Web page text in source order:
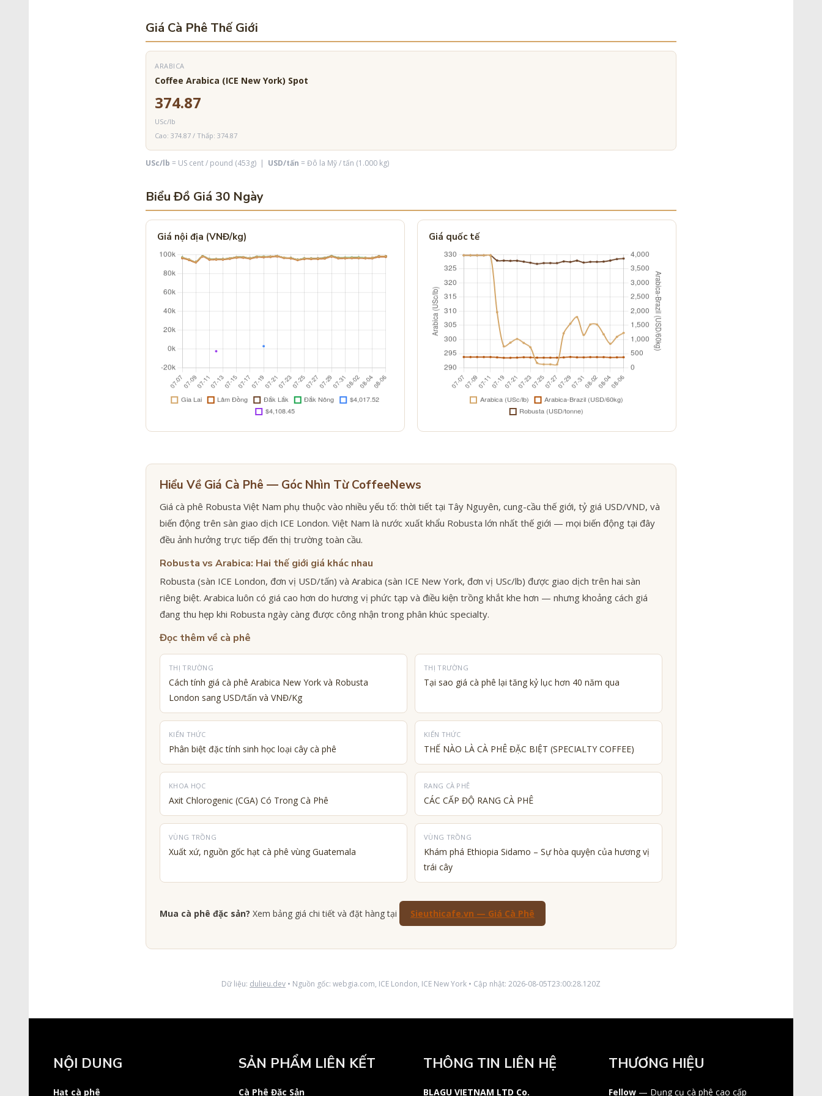
Giá Cà Phê Thế Giới
ARABICA
Coffee Arabica (ICE New York) Spot
374.87
USc/lb
Cao: 374.87 / Thấp: 374.87
USc/lb = US cent / pound (453g) | USD/tấn = Đô la Mỹ / tấn (1.000 kg)
Biểu Đồ Giá 30 Ngày
Giá nội địa (VNĐ/kg) Giá quốc tế
Hiểu Về Giá Cà Phê — Góc Nhìn Từ CoffeeNews
Giá cà phê Robusta Việt Nam phụ thuộc vào nhiều yếu tố: thời tiết tại Tây Nguyên, cung-cầu thế giới, tỷ giá USD/VND, và
biến động trên sàn giao dịch ICE London. Việt Nam là nước xuất khẩu Robusta lớn nhất thế giới — mọi biến động tại đây
đều ảnh hưởng trực tiếp đến thị trường toàn cầu.
Robusta vs Arabica: Hai thế giới giá khác nhau
Robusta (sàn ICE London, đơn vị USD/tấn) và Arabica (sàn ICE New York, đơn vị USc/lb) được giao dịch trên hai sàn
riêng biệt. Arabica luôn có giá cao hơn do hương vị phức tạp và điều kiện trồng khắt khe hơn — nhưng khoảng cách giá
đang thu hẹp khi Robusta ngày càng được công nhận trong phân khúc specialty.
Đọc thêm về cà phê
THỊ TRƯỜNG
Cách tính giá cà phê Arabica New York và Robusta
London sang USD/tấn và VNĐ/Kg
THỊ TRƯỜNG
Tại sao giá cà phê lại tăng kỷ lục hơn 40 năm qua
KIẾN THỨC
Phân biệt đặc tính sinh học loại cây cà phê
KIẾN THỨC
THẾ NÀO LÀ CÀ PHÊ ĐẶC BIỆT (SPECIALTY COFFEE)
KHOA HỌC
Axit Chlorogenic (CGA) Có Trong Cà Phê
RANG CÀ PHÊ
CÁC CẤP ĐỘ RANG CÀ PHÊ
VÙNG TRỒNG
Xuất xứ, nguồn gốc hạt cà phê vùng Guatemala
VÙNG TRỒNG
Khám phá Ethiopia Sidamo – Sự hòa quyện của hương vị
trái cây
Mua cà phê đặc sản? Xem bảng giá chi tiết và đặt hàng tại Sieuthicafe.vn — Giá Cà Phê
Dữ liệu: dulieu.dev • Nguồn gốc: webgia.com, ICE London, ICE New York • Cập nhật: 2026-08-05T23:00:28.120Z
NỘI DUNG
Hạt cà phê
SẢN PHẨM LIÊN KẾT
Cà Phê Đặc Sản
THÔNG TIN LIÊN HỆ
BLAGU VIETNAM LTD Co.
THƯƠNG HIỆU
Fellow— Dụng cụ cà phê cao cấp